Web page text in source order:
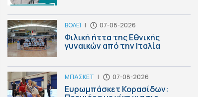
ΒΟΛΕΪ | 07-08-2026
Φιλική ήττα της Εθνικής
γυναικών από την Ιταλία
ΜΠΑΣΚΕΤ | 07-08-2026
Ευρωμπάσκετ Κορασίδων: